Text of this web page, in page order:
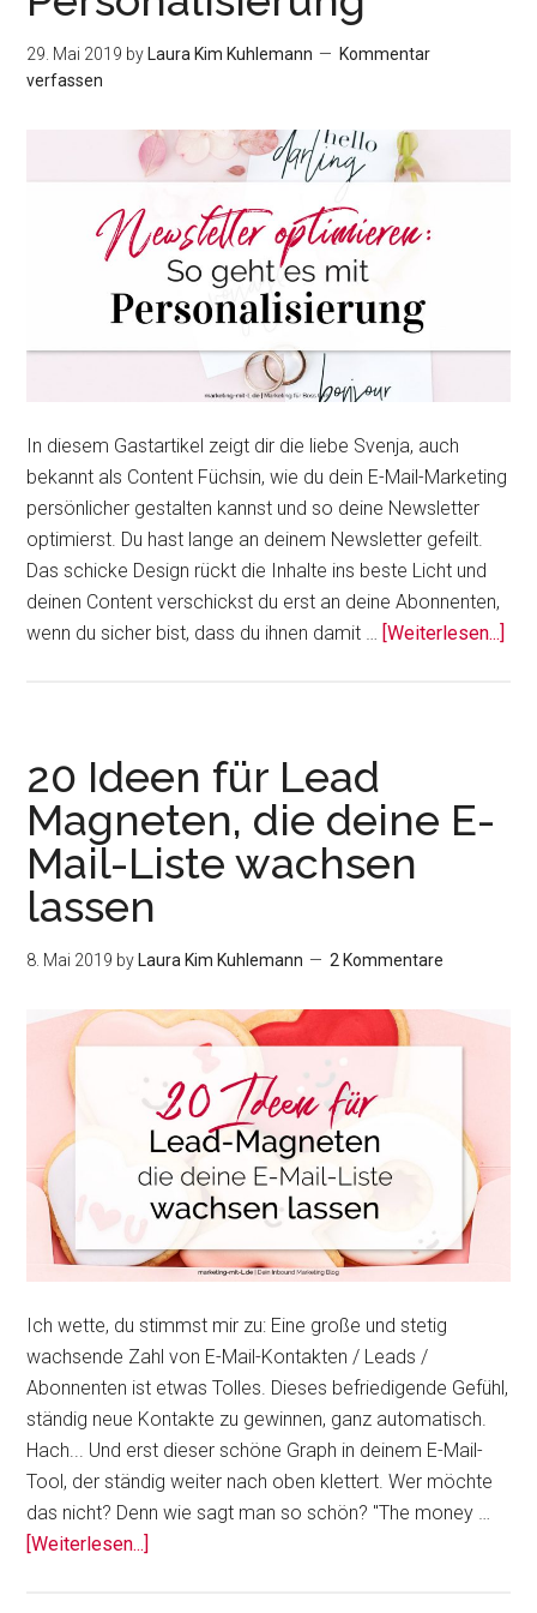
29. Mai 2019 by Laura Kim Kuhlemann
Kommentar
verfassen
In diesem Gastartikel zeigt dir die liebe Svenja, auch
bekannt als Content Füchsin, wie du dein E-Mail-Marketing
persönlicher gestalten kannst und so deine Newsletter
optimierst. Du hast lange an deinem Newsletter gefeilt.
Das schicke Design rückt die Inhalte ins beste Licht und
deinen Content verschickst du erst an deine Abonnenten,
wenn du sicher bist, dass du ihnen damit … [Weiterlesen...]
20 Ideen für Lead
Magneten, die deine E-
Mail-Liste wachsen
lassen
8. Mai 2019 by Laura Kim Kuhlemann 2 Kommentare
Ich wette, du stimmst mir zu: Eine große und stetig
wachsende Zahl von E-Mail-Kontakten / Leads /
Abonnenten ist etwas Tolles. Dieses befriedigende Gefühl,
ständig neue Kontakte zu gewinnen, ganz automatisch.
Hach... Und erst dieser schöne Graph in deinem E-Mail-
Tool, der ständig weiter nach oben klettert. Wer möchte
das nicht? Denn wie sagt man so schön? "The money …
[Weiterlesen...]